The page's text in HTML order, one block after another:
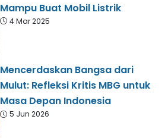
Mampu Buat Mobil Listrik
4 Mar 2025
Mencerdaskan Bangsa dari
Mulut: Refleksi Kritis MBG untuk
Masa Depan Indonesia
5 Jun 2026